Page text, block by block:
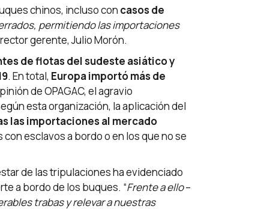
chinos, incluso con casos de
permitiendo las importaciones
gerente, Julio Morón.
de flotas del sudeste asiático y
. En total, Europa importó más de
de OPAGAC, el agravio
esta organización, la aplicación del
las importaciones al mercado
esclavos a bordo o en los que no se
de las tripulaciones ha evidenciado
a bordo de los buques. “Frente a ello–
trabas y relevar a nuestras